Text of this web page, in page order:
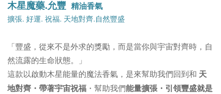
木星魔藥.允豐 精油香氣
擴張. 好運. 祝福. 天地對齊.自然豐盛
「豐盛，從來不是外求的獎勵，而是當你與宇宙對齊時，自
然流露的生命狀態。」
這款以啟動木星能量的魔法香氣，是來幫助我們回到和 天
地對齊・帶著宇宙祝福 ・幫助我們能量擴張・引領豐盛就是